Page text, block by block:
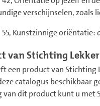
verschijnselen, zoals
55, Kunstzinnige
van Stichting
een product van
catalogus
van dit product kunt u met